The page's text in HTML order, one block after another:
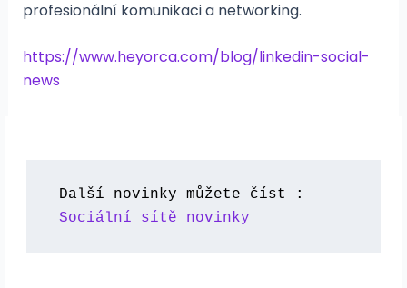
profesionální komunikaci a networking.
https://www.heyorca.com/blog/linkedin-social-
news
Sociální sítě novinky